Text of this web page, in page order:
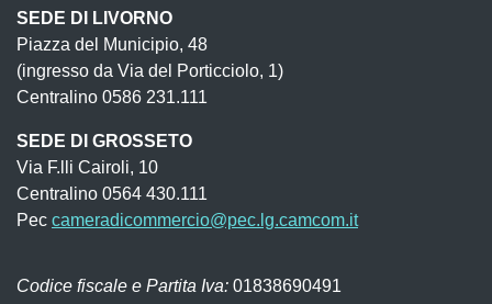
SEDE DI LIVORNO
Piazza del Municipio, 48
(ingresso da Via del Porticciolo, 1)
Centralino 0586 231.111
SEDE DI GROSSETO
Via F.lli Cairoli, 10
Centralino 0564 430.111
Pec cameradicommercio@pec.lg.camcom.it
Codice fiscale e Partita Iva: 01838690491